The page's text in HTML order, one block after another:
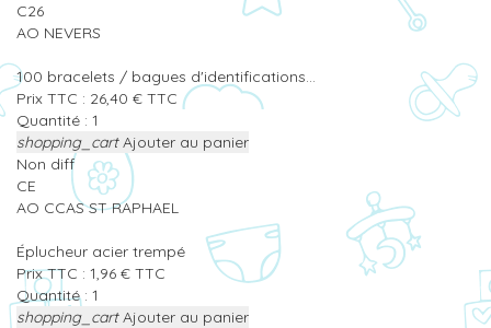
C26
AO NEVERS
100 bracelets / bagues d'identifications...
Prix TTC : 26,40 € TTC
Quantité :
shopping_cart Ajouter au panier
Non diff
CE
AO CCAS ST RAPHAEL
Éplucheur acier trempé
Prix TTC : 1,96 € TTC
Quantité :
shopping_cart Ajouter au panier